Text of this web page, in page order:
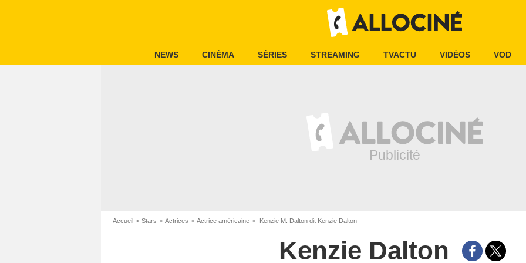
NEWS CINÉMA SÉRIES STREAMING TVACTU VIDÉOS VOD
Accueil Stars Actrices Actrice américaine Kenzie M. Dalton dit Kenzie Dalton
Kenzie Dalton